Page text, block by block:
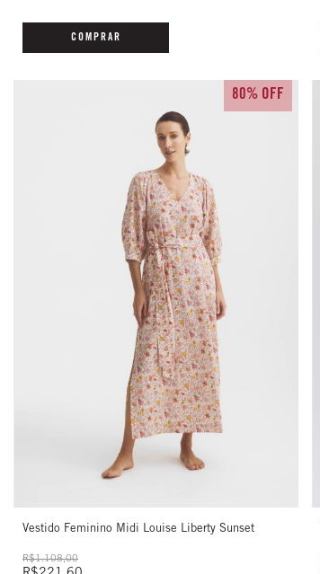
COMPRAR
Vestido Feminino Midi Louise Liberty Sunset
R$1.108,00
80% OFF